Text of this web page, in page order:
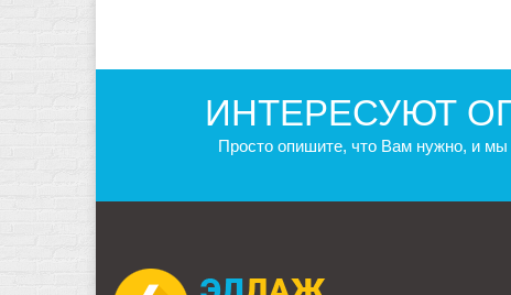
ИНТЕРЕСУЮТ
Просто опишите, что Вам нужно, и